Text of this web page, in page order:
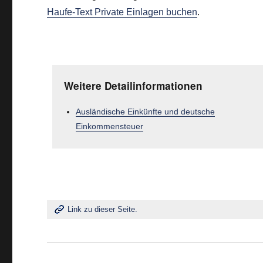
Haufe-Text Private Einlagen buchen.
Weitere Detailinformationen
Ausländische Einkünfte und deutsche
Einkommensteuer
Link zu dieser Seite.